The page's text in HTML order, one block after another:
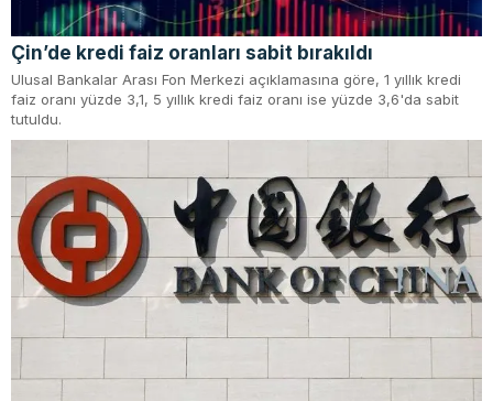
Çin’de kredi faiz oranları sabit bırakıldı
Ulusal Bankalar Arası Fon Merkezi açıklamasına göre, 1 yıllık kredi
faiz oranı yüzde 3,1, 5 yıllık kredi faiz oranı ise yüzde 3,6'da sabit
tutuldu.